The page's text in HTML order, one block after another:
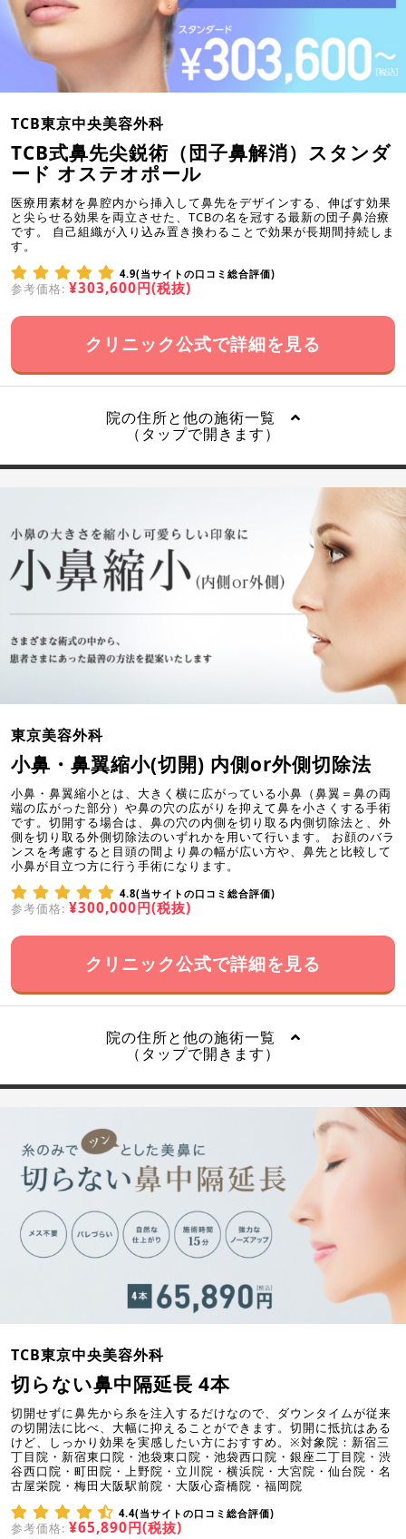
TCB東京中央美容外科
TCB式鼻先尖鋭術（団子鼻解消）スタンダ
ード オステオポール
医療用素材を鼻腔内から挿入して鼻先をデザインする、伸ばす効果
と尖らせる効果を両立させた、TCBの名を冠する最新の団子鼻治療
です。 自己組織が入り込み置き換わることで効果が長期間持続しま
す。
4.9(当サイトの口コミ総合評価)
参考価格: ¥303,600円(税抜)
クリニック公式で詳細を見る
院の住所と他の施術一覧
（タップで開きます）
東京美容外科
小鼻・鼻翼縮小(切開) 内側or外側切除法
小鼻・鼻翼縮小とは、大きく横に広がっている小鼻（鼻翼＝鼻の両
端の広がった部分）や鼻の穴の広がりを抑えて鼻を小さくする手術
です。切開する場合は、鼻の穴の内側を切り取る内側切除法と、外
側を切り取る外側切除法のいずれかを用いて行います。 お顔のバラ
ンスを考慮すると目頭の間より鼻の幅が広い方や、鼻先と比較して
小鼻が目立つ方に行う手術になります。
4.8(当サイトの口コミ総合評価)
参考価格: ¥300,000円(税抜)
クリニック公式で詳細を見る
院の住所と他の施術一覧
（タップで開きます）
TCB東京中央美容外科
切らない鼻中隔延長 4本
切開せずに鼻先から糸を注入するだけなので、ダウンタイムが従来
の切開法に比べ、大幅に抑えることができます。切開に抵抗はある
けど、しっかり効果を実感したい方におすすめ。※対象院：新宿三
丁目院・新宿東口院・池袋東口院・池袋西口院・銀座二丁目院・渋
谷西口院・町田院・上野院・立川院・横浜院・大宮院・仙台院・名
古屋栄院・梅田大阪駅前院・大阪心斎橋院・福岡院
4.4(当サイトの口コミ総合評価)
参考価格: ¥65,890円(税抜)